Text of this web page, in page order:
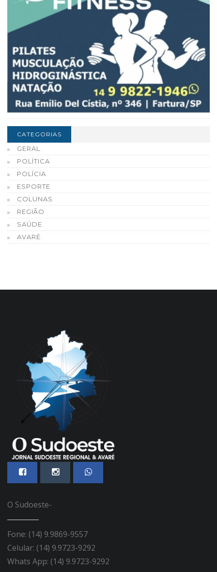
CATEGORIAS
GERAL
POLÍTICA
POLÍCIA
ESPORTE
COLUNAS
REGIÃO
SAÚDE
AVARÉ
O Sudoeste-
Fone: (14) 9.9869-9557
Celular: (14) 9.9723-9292
Whats App: (14) 9.9723-9292